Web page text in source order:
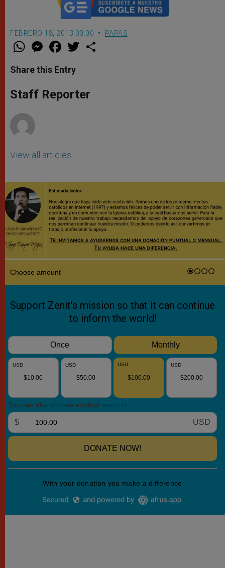
FEBRERO 18, 2013 00:00 PAPAS
W
t
s
p
p
M
e
s
e
g
e
F
a
e
b
o
k
w
r
Share this Entry
Staff Reporter
View all articles